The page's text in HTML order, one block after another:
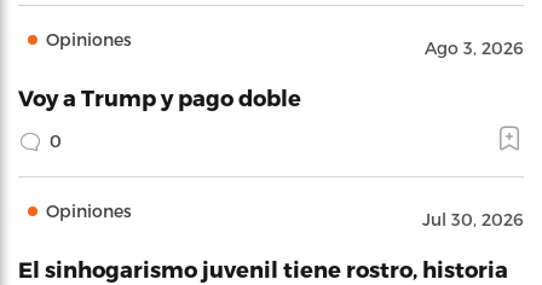
Opiniones Ago 3, 2026
Voy a Trump y pago doble
0
Opiniones Jul 30, 2026
El sinhogarismo juvenil tiene rostro, historia